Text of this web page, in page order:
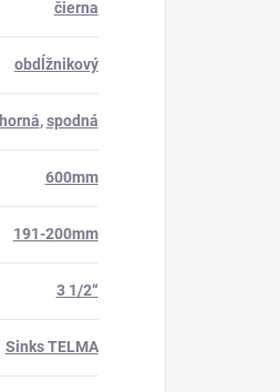
čierna
obdĺžnikový
horná,spodná
600mm
191-200mm
3 1/2“
Sinks TELMA